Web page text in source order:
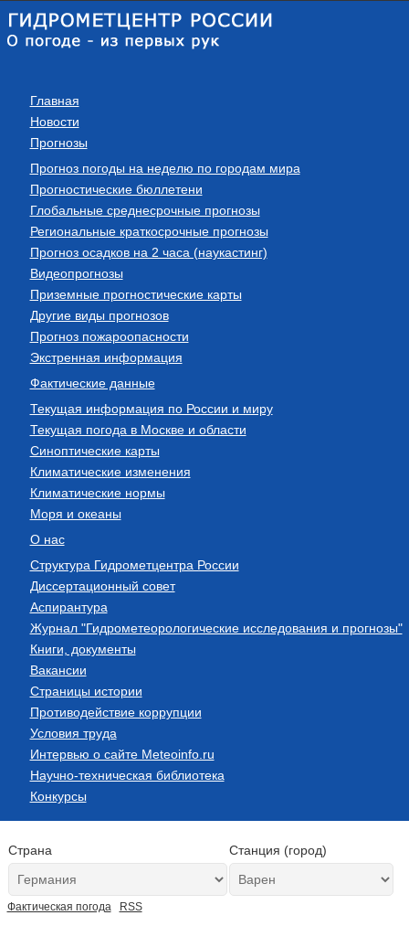
Главная
Новости
Прогнозы
Прогноз погоды на неделю по городам мира
Прогностические бюллетени
Глобальные среднесрочные прогнозы
Региональные краткосрочные прогнозы
Прогноз осадков на 2 часа (наукастинг)
Видеопрогнозы
Приземные прогностические карты
Другие виды прогнозов
Прогноз пожароопасности
Экстренная информация
Фактические данные
Текущая информация по России и миру
Текущая погода в Москве и области
Синоптические карты
Климатические изменения
Климатические нормы
Моря и океаны
О нас
Структура Гидрометцентра России
Диссертационный совет
Аспирантура
Журнал "Гидрометеорологические исследования и прогнозы"
Книги, документы
Вакансии
Страницы истории
Противодействие коррупции
Условия труда
Интервью о сайте Meteoinfo.ru
Научно-техническая библиотека
Конкурсы
Страна Станция (город)
Фактическая погода RSS